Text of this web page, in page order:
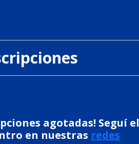
agotadas! Seguí el
en nuestras redes